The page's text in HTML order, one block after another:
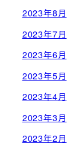
2023年8月
2023年7月
2023年6月
2023年5月
2023年4月
2023年3月
2023年2月